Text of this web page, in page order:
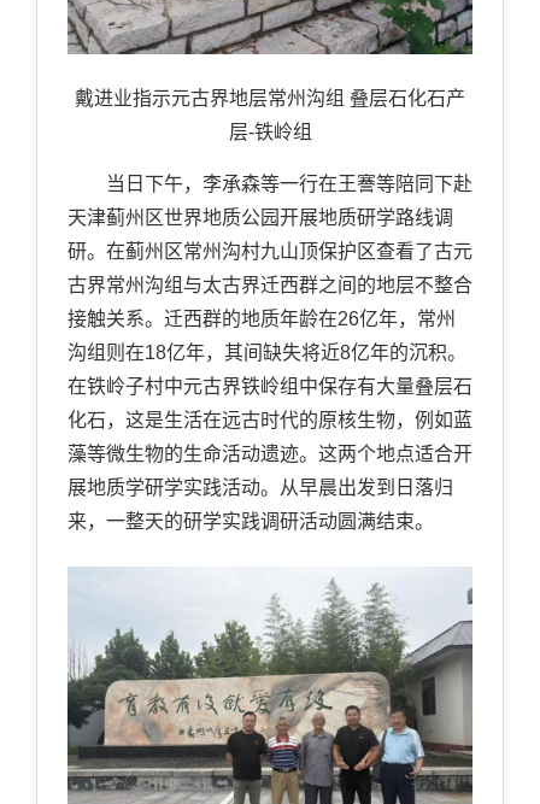
戴进业指示元古界地层常州沟组 叠层石化石产
层-铁岭组
当日下午，李承森等一行在王謇等陪同下赴
天津蓟州区世界地质公园开展地质研学路线调
研。在蓟州区常州沟村九山顶保护区查看了古元
古界常州沟组与太古界迁西群之间的地层不整合
接触关系。迁西群的地质年龄在26亿年，常州
沟组则在18亿年，其间缺失将近8亿年的沉积。
在铁岭子村中元古界铁岭组中保存有大量叠层石
化石，这是生活在远古时代的原核生物，例如蓝
藻等微生物的生命活动遗迹。这两个地点适合开
展地质学研学实践活动。从早晨出发到日落归
来，一整天的研学实践调研活动圆满结束。